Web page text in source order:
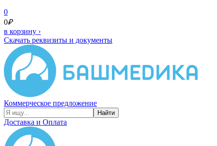
0
0₽
в корзину ›
Скачать реквизиты и документы
Коммерческое предложение
Найти
Доставка и Оплата